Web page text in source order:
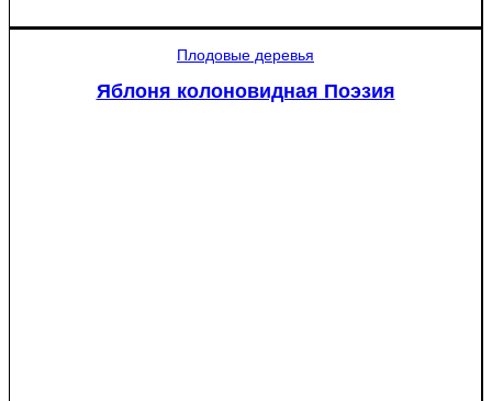
Плодовые деревья
Яблоня колоновидная Поэзия